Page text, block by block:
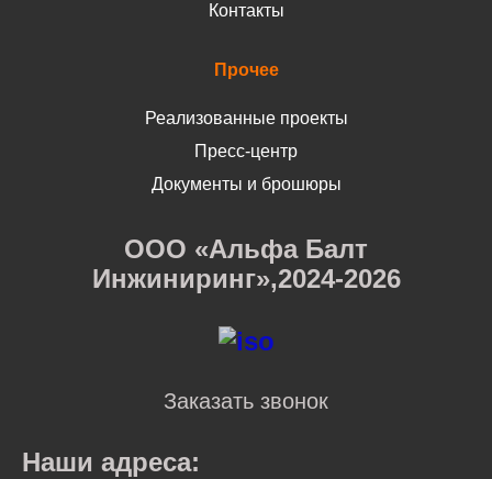
Контакты
Прочее
Реализованные проекты
Пресс-центр
Документы и брошюры
ООО «Альфа Балт
Инжиниринг»,2024-2026
Заказать звонок
Наши адреса: